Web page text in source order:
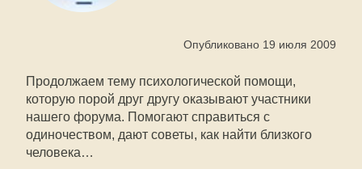
Опубликовано 19 июля 2009
Продолжаем тему психологической помощи,
которую порой друг другу оказывают участники
нашего форума. Помогают справиться с
одиночеством, дают советы, как найти близкого
человека…